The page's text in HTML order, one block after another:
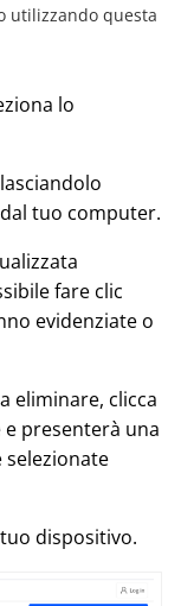
utilizzando questa
lo
tuo computer.
fare clic
evidenziate o
eliminare, clicca
presenterà una
selezionate
dispositivo.